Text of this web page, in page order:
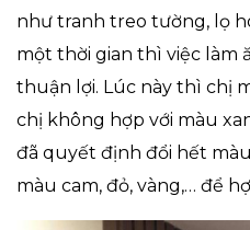
như tranh treo tường, lọ
một thời gian thì việc làm
thuận lợi. Lúc này thì chị
chị không hợp với màu
đã quyết định đổi hết
màu cam, đỏ, vàng,… để